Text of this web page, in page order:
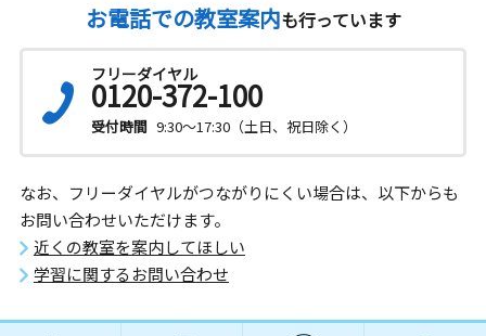
お電話での教室案内も行っています
フリーダイヤル
0120-372-100
受付時間 9:30～17:30（土日、祝日除く）
なお、フリーダイヤルがつながりにくい場合は、以下からも
お問い合わせいただけます。
近くの教室を案内してほしい
学習に関するお問い合わせ